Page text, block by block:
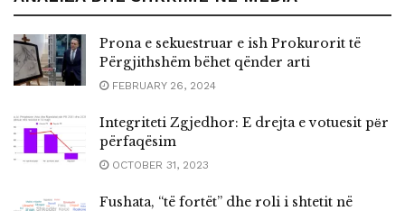
Prona e sekuestruar e ish Prokurorit të
Përgjithshëm bëhet qënder arti
FEBRUARY 26, 2024
Integriteti Zgjedhor: E drejta e votuesit pёr
përfaqësim
OCTOBER 31, 2023
Fushata, “të fortët” dhe roli i shtetit në